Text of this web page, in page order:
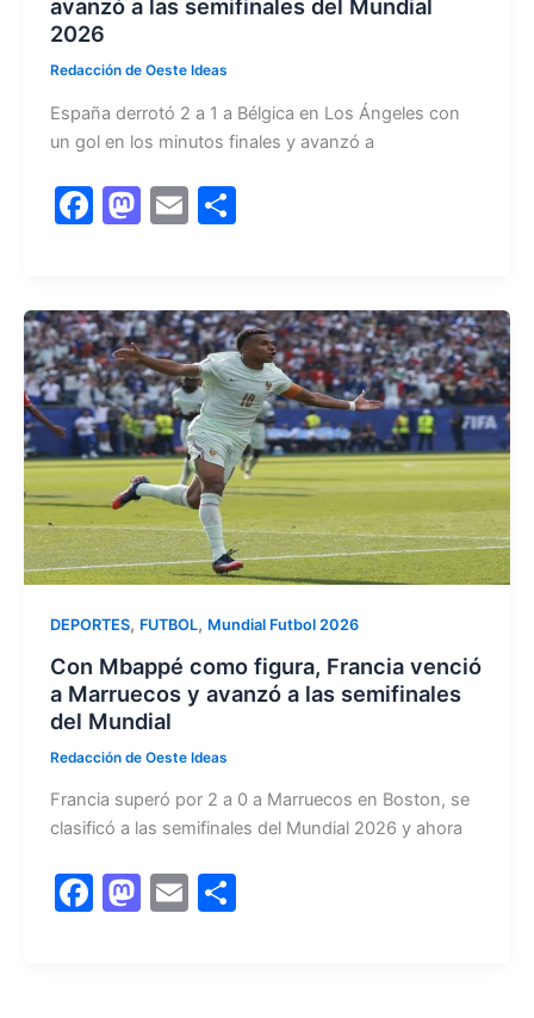
avanzó a las semifinales del Mundial
2026
Redacción de Oeste Ideas
España derrotó 2 a 1 a Bélgica en Los Ángeles con
un gol en los minutos finales y avanzó a
F
e
b
o
o
k
M
o
d
o
n
E
l
C
p
ar
tir
DEPORTES, FUTBOL, Mundial Futbol 2026
Con Mbappé como figura, Francia venció
a Marruecos y avanzó a las semifinales
del Mundial
Redacción de Oeste Ideas
Francia superó por 2 a 0 a Marruecos en Boston, se
clasificó a las semifinales del Mundial 2026 y ahora
F M E C